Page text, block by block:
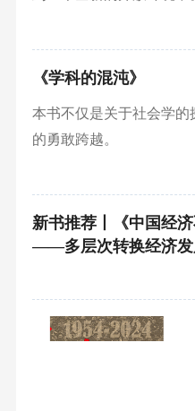
高等教育的发展模式，
到一个全新的开放环境中
《学科的混沌》
——多层次转换经济